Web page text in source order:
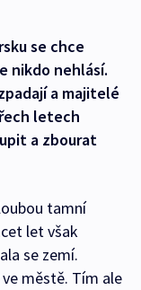
se chce
nikdo nehlásí.
a majitelé
letech
a zbourat
tamní
let však
se zemí.
městě. Tím ale